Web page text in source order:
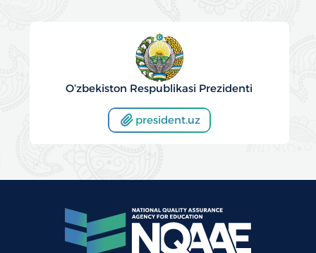
O‘zbekiston Respublikasi Prezidenti
president.uz